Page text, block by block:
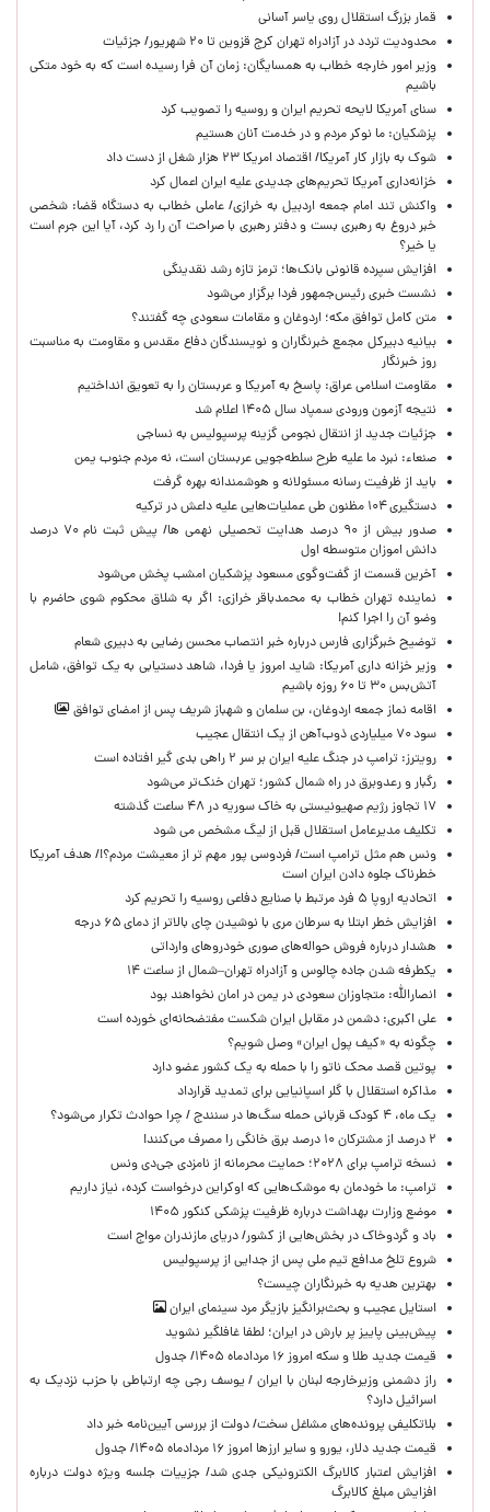
قمار بزرگ استقلال روی یاسر آسانی
محدودیت تردد در آزادراه تهران کرج قزوین تا ۲۰ شهریور/ جزئیات
وزیر امور خارجه خطاب به همسایگان: زمان آن فرا رسیده است که به خود متکی
باشیم
سنای آمریکا لایحه تحریم ایران و روسیه را تصویب کرد
پزشکیان: ما نوکر مردم و در خدمت آنان هستیم
شوک به بازار کار آمریکا/ اقتصاد امریکا ۲۳ هزار شغل از دست داد
خزانه‌داری آمریکا تحریم‌های جدیدی علیه ایران اعمال کرد
واکنش تند امام جمعه اردبیل به خرازی/ عاملی خطاب به دستگاه قضا: شخصی
خبر دروغ به رهبری بست و دفتر رهبری با صراحت آن را رد کرد، آیا این جرم است
یا خیر؟
افزایش سپرده قانونی بانک‌ها؛ ترمز تازه رشد نقدینگی
نشست خبری رئیس‌جمهور فردا برگزار می‌شود
متن کامل توافق مکه؛ اردوغان و مقامات سعودی چه گفتند؟
بیانیه دبیرکل مجمع خبرنگاران و نویسندگان دفاع مقدس و مقاومت به مناسبت
روز خبرنگار
مقاومت اسلامی عراق: پاسخ به آمریکا و عربستان را به تعویق انداختیم
نتیجه آزمون ورودی سمپاد سال ۱۴۰۵ اعلام شد
جزئیات جدید از انتقال نجومی گزینه پرسپولیس به نساجی
صنعاء: نبرد ما علیه طرح سلطه‌جویی عربستان است، نه مردم جنوب یمن
باید از ظرفیت رسانه مسئولانه و هوشمندانه بهره گرفت
دستگیری ۱۰۴ مظنون طی عملیات‌هایی علیه داعش در ترکیه
صدور بیش از ۹۰ درصد هدایت تحصیلی نهمی ها/ پیش ثبت نام ۷۰ درصد
دانش اموزان متوسطه اول
آخرین قسمت از گفت‌وگوی مسعود پزشکیان امشب پخش می‌شود
نماینده تهران خطاب به محمدباقر خرازی: اگر به شلاق محکوم شوی حاضرم با
وضو آن را اجرا کنم!
توضیح خبرگزاری فارس درباره خبر انتصاب محسن رضایی به دبیری شعام
وزیر خزانه داری آمریکا: شاید امروز یا فردا، شاهد دستیابی به یک توافق، شامل
آتش‌بس ۳۰ تا ۶۰ روزه باشیم
اقامه نماز جمعه اردوغان، بن ‌سلمان و شهباز شریف پس از امضای توافق
سود ۷۰ میلیاردی ذوب‌آهن از یک انتقال عجیب
رویترز: ترامپ در جنگ علیه ایران بر سر ۲ راهی بدی گیر افتاده است
رگبار و رعدوبرق در راه شمال کشور؛ تهران خنک‌تر می‌شود
۱۷ تجاوز رژیم صهیونیستی به خاک سوریه در ۴۸ ساعت گذشته
تکلیف مدیرعامل استقلال قبل از لیگ مشخص می شود
ونس هم مثل ترامپ است/ فردوسی پور مهم تر از معیشت مردم؟!/ هدف آمریکا
خطرناک جلوه دادن ایران است
اتحادیه اروپا ۵ فرد مرتبط با صنایع دفاعی روسیه را تحریم کرد
افزایش خطر ابتلا به سرطان مری با نوشیدن چای بالاتر از دمای ۶۵ درجه
هشدار درباره فروش حواله‌های صوری خودروهای وارداتی
یکطرفه شدن جاده چالوس و آزادراه تهران–شمال از ساعت ۱۴
انصارالله: متجاوزان سعودی در یمن در امان نخواهند بود
علی اکبری: دشمن در مقابل ایران شکست مفتضحانه‌ای خورده است
چگونه به «کیف پول ایران» وصل شویم؟
پوتین قصد محک ناتو را با حمله به یک کشور عضو دارد
مذاکره استقلال با گلر اسپانیایی برای تمدید قرارداد
یک ماه، ۴ کودک قربانی حمله سگ‌ها در سنندج / چرا حوادث تکرار می‌شود؟
۲ درصد از مشترکان ۱۰ درصد برق خانگی را مصرف می‌کنند!
نسخه ترامپ برای ۲۰۲۸؛ حمایت محرمانه از نامزدی جی‌دی ونس
ترامپ: ما خودمان به موشک‌هایی که اوکراین درخواست کرده، نیاز داریم
موضع وزارت بهداشت درباره ظرفیت پزشکی کنکور ۱۴۰۵
باد و گردوخاک در بخش‌هایی از کشور/ دریای مازندران مواج است
شروع تلخ مدافع تیم ملی پس از جدایی از پرسپولیس
بهترین هدیه به خبرنگاران چیست؟
استایل عجیب و بحث‌برانگیز بازیگر مرد سینمای ایران
پیش‌بینی پاییز پر بارش در ایران؛ لطفا غافلگیر نشوید
قیمت جدید طلا و سکه امروز ۱۶ مردادماه ۱۴۰۵/ جدول
راز دشمنی وزیرخارجه لبنان با ایران / یوسف رجی چه ارتباطی با حزب نزدیک به
اسرائیل دارد؟
بلاتکلیفی پرونده‌های مشاغل سخت/ دولت از بررسی آیین‌نامه خبر داد
قیمت جدید دلار، یورو و سایر ارزها امروز ۱۶ مردادماه ۱۴۰۵/ جدول
افزایش اعتبار کالابرگ الکترونیکی جدی شد/ جزییات جلسه ویژه دولت درباره
افزایش مبلغ کالابرگ